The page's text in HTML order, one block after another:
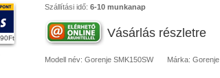
Szállítási idő: 6-10 munkanap
Vásárlás részletre
Modell név: GorenjeSMK150SW Márka: Gorenje